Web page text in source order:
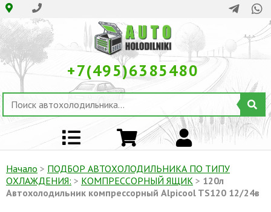
+7(495)6385480
Начало > ПОДБОР АВТОХОЛОДИЛЬНИКА ПО ТИПУ
ОХЛАЖДЕНИЯ: > КОМПРЕССОРНЫЙ ЯЩИК > 120л
Автохолодильник компрессорный Alpicool TS120 12/24в